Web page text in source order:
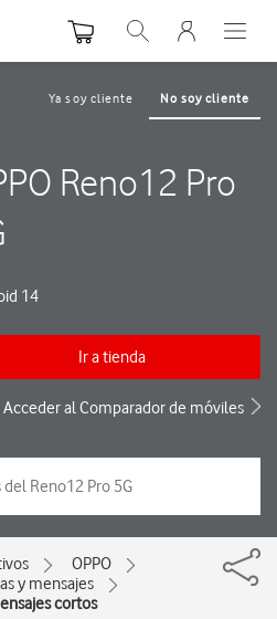
Abrir buscador. Abre
Abre
Ya soy cliente No soy cliente
Reno12 Pro
14
Ir a tienda
Acceder al Comparador de móviles
OPPO
y mensajes
cortos